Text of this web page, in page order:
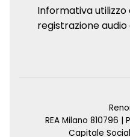
Informativa utilizzo
registrazione audio
REA Milano 810796 |
Capitale